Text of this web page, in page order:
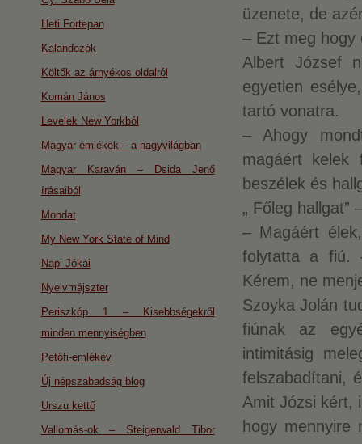
üzenete, de
– Ezt meg hogy
Albert József
egyetlen
tartó vonatra.
– Ahogy
magáért
beszélek és
„ Főleg hallgat”
– Magáért
folytatta a fiú.
Kérem, ne
Szoyka Jolán
fiúnak az
intimitásig
felszabadítani,
Amit Józsi kért,
hogy mennyire
Heti Fortepan
Kalandozók
Költők az árnyékos oldalról
Komán János
Levelek New Yorkból
Magyar emlékek – a nagyvilágban
Magyar Karaván – Dsida Jenő
írásaiból
Mondat
My New York State of Mind
Napi Jókai
Nyelvmájszter
Periszkóp 1 – Kisebbségekről
minden mennyiségben
Petőfi-emlékév
Új népszabadság blog
Urszu kettő
Vallomás-ok – Steigerwald Tibor